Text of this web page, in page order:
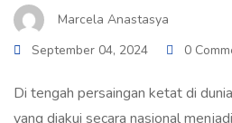
Marcela Anastasya
September 04, 2024
0
Di tengah persaingan ketat di
yang diakui secara nasional